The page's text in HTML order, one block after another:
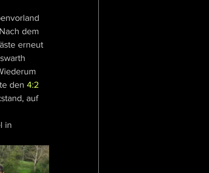
dem
erneut
den 4:2
auf
in